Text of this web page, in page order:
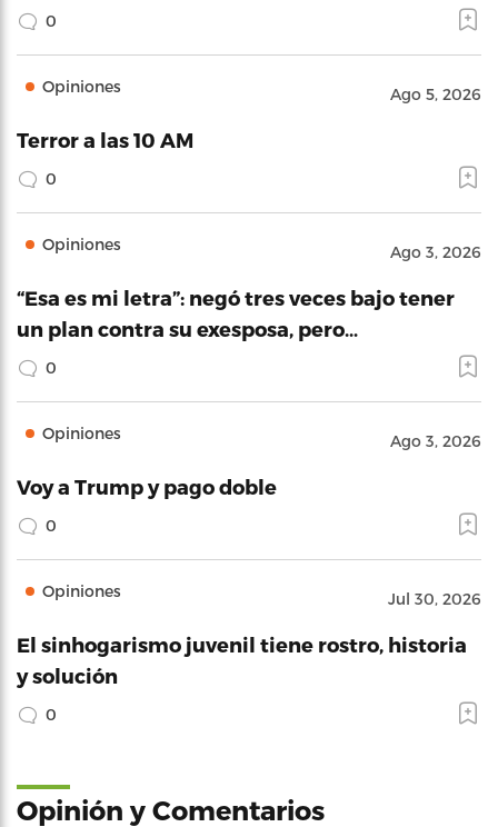
0
Opiniones Ago 5, 2026
Terror a las 10 AM
0
Opiniones Ago 3, 2026
“Esa es mi letra”: negó tres veces bajo tener
un plan contra su exesposa, pero…
0
Opiniones Ago 3, 2026
Voy a Trump y pago doble
0
Opiniones Jul 30, 2026
El sinhogarismo juvenil tiene rostro, historia
y solución
0
Opinión y Comentarios